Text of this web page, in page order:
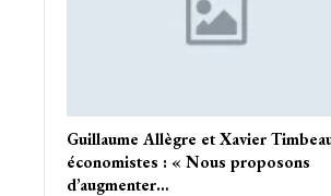
Guillaume Allègre et Xavier
économistes : « Nous proposons
d’augmenter…